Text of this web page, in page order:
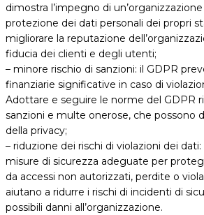
dimostra l’impegno di
protezione dei dati personali dei propri
migliorare la reputazione
fiducia dei clienti e degli utenti;
– minore rischio di sanzioni: il GDPR
finanziarie significative in caso di
Adottare e seguire le norme del GDPR
sanzioni e multe onerose, che possono
della privacy;
– riduzione dei rischi di violazioni dei
misure di sicurezza adeguate per
da accessi non autorizzati, perdite o
aiutano a ridurre i rischi di incidenti di
possibili danni all’organizzazione.